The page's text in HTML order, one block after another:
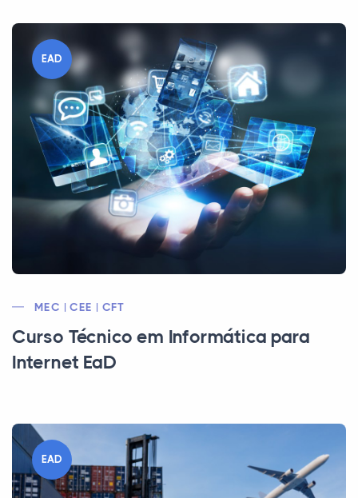
EAD
MEC | CEE | CFT
Curso Técnico em Informática para
Internet EaD
EAD